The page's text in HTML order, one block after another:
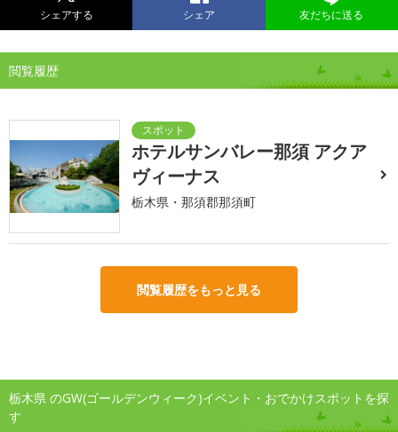
シェアする シェア 友だちに送る
閲覧履歴
ホテルサンバレー那須 アクア
ヴィーナス
栃木県・那須郡那須町
閲覧履歴をもっと見る
栃木県 のGW(ゴールデンウィーク)イベント・おでかけスポットを探
す